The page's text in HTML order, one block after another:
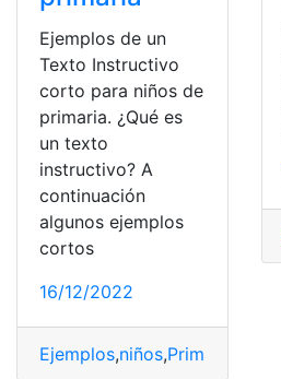
Ejemplos de un
Texto Instructivo
corto para niños de
primaria. ¿Qué es
un texto
instructivo? A
continuación
algunos ejemplos
cortos
16/12/2022
Ejemplos,niños,Primaria